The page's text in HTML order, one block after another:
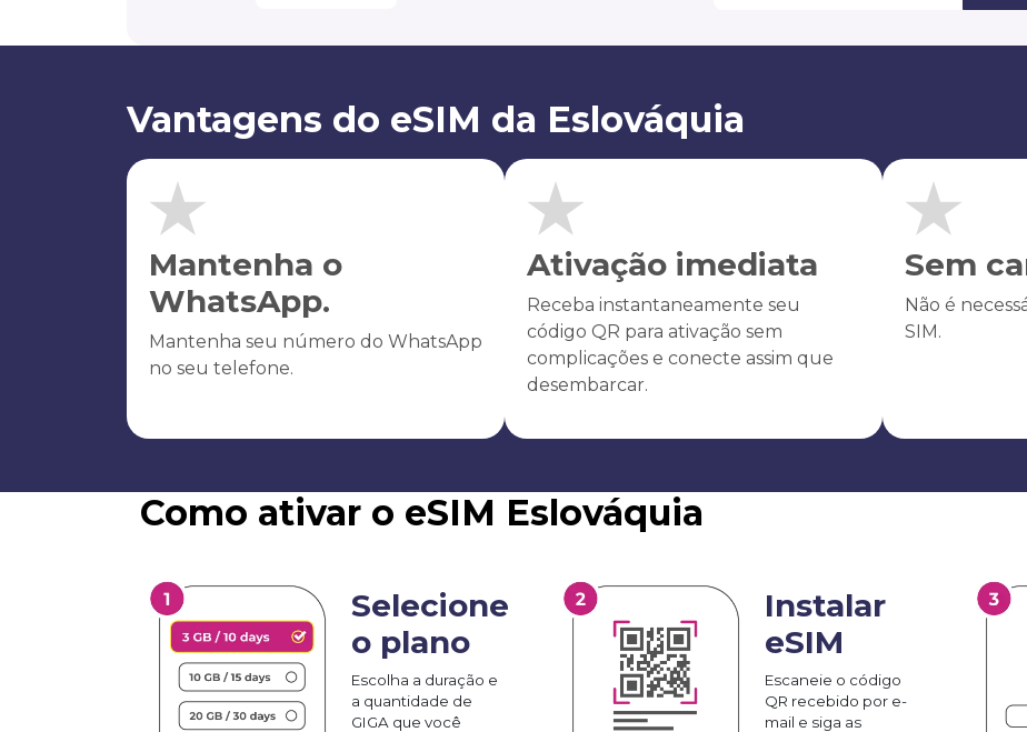
Vantagens do eSIM da Eslováquia
Mantenha o
WhatsApp.
Mantenha seu número do WhatsApp
no seu telefone.
Ativação imediata
Receba instantaneamente seu
código QR para ativação sem
complicações e conecte assim que
desembarcar.
Sem
Não é
SIM.
Como ativar o eSIM Eslováquia
Selecione
o plano
Escolha a duração e
a quantidade de
GIGA que você
Instalar
eSIM
Escaneie o código
QR recebido por e-
mail e siga as